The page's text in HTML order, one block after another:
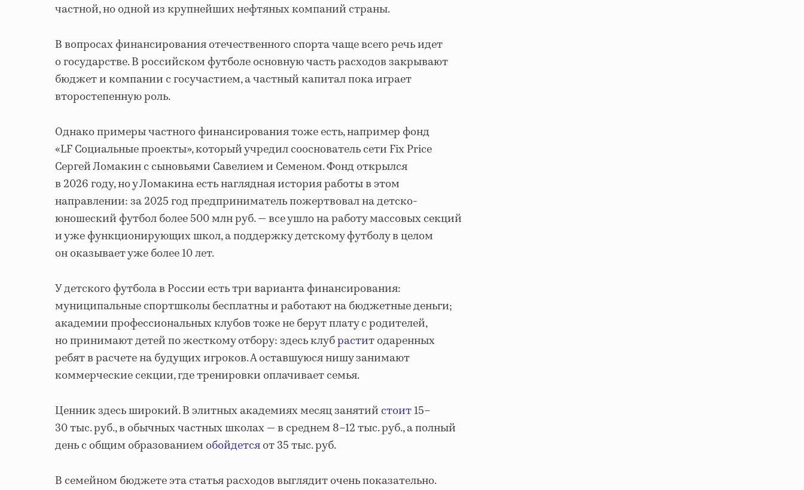
частной, но одной из крупнейших нефтяных компаний страны.
В вопросах финансирования отечественного спорта чаще всего речь идет
о государстве. В российском футболе основную часть расходов закрывают
бюджет и компании с госучастием, а частный капитал пока играет
второстепенную роль.
Однако примеры частного финансирования тоже есть, например фонд
«LF Социальные проекты», который учредил сооснователь сети Fix Price
Сергей Ломакин с сыновьями Савелием и Семеном. Фонд открылся
в 2026 году, но у Ломакина есть наглядная история работы в этом
направлении: за 2025 год предприниматель пожертвовал на детско-
юношеский футбол более 500 млн руб. — все ушло на работу массовых секций
и уже функционирующих школ, а поддержку детскому футболу в целом
он оказывает уже более 10 лет.
У детского футбола в России есть три варианта финансирования:
муниципальные спортшколы бесплатны и работают на бюджетные деньги;
академии профессиональных клубов тоже не берут плату с родителей,
но принимают детей по жесткому отбору: здесь клубраститодаренных
ребят в расчете на будущих игроков. А оставшуюся нишу занимают
коммерческие секции, где тренировки оплачивает семья.
Ценник здесь широкий. В элитных академиях месяц занятийстоит15–
30 тыс. руб., в обычных частных школах — в среднем 8–12 тыс. руб., а полный
день с общим образованиемобойдетсяот 35 тыс. руб.
В семейном бюджете эта статья расходов выглядит очень показательно.